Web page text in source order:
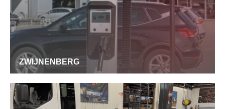
ZWIJNENBERG